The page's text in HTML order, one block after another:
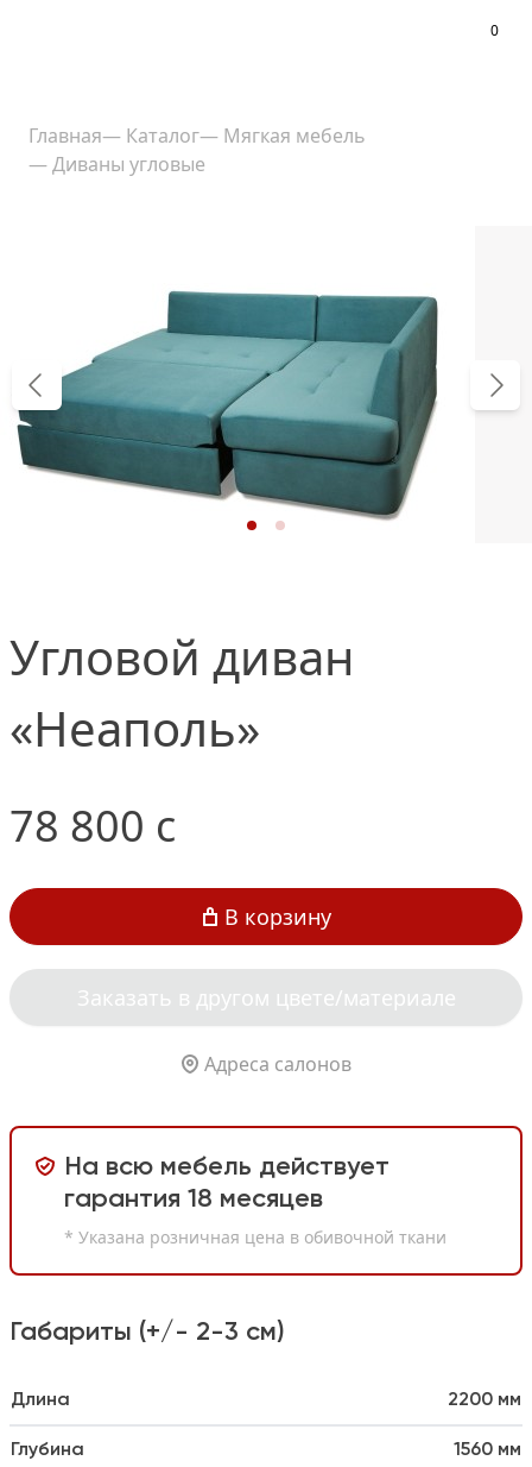
0
Главная— Каталог— Мягкая мебель
—Диваны угловые
Угловой диван
«Неаполь»
78 800 c
В корзину
Заказать в другом цвете/материале
Адреса салонов
На всю мебель действует
гарантия 18 месяцев
* Указана розничная цена в обивочной ткани
Габариты (+/- 2-3 см)
Длина 2200 мм
Глубина 1560 мм